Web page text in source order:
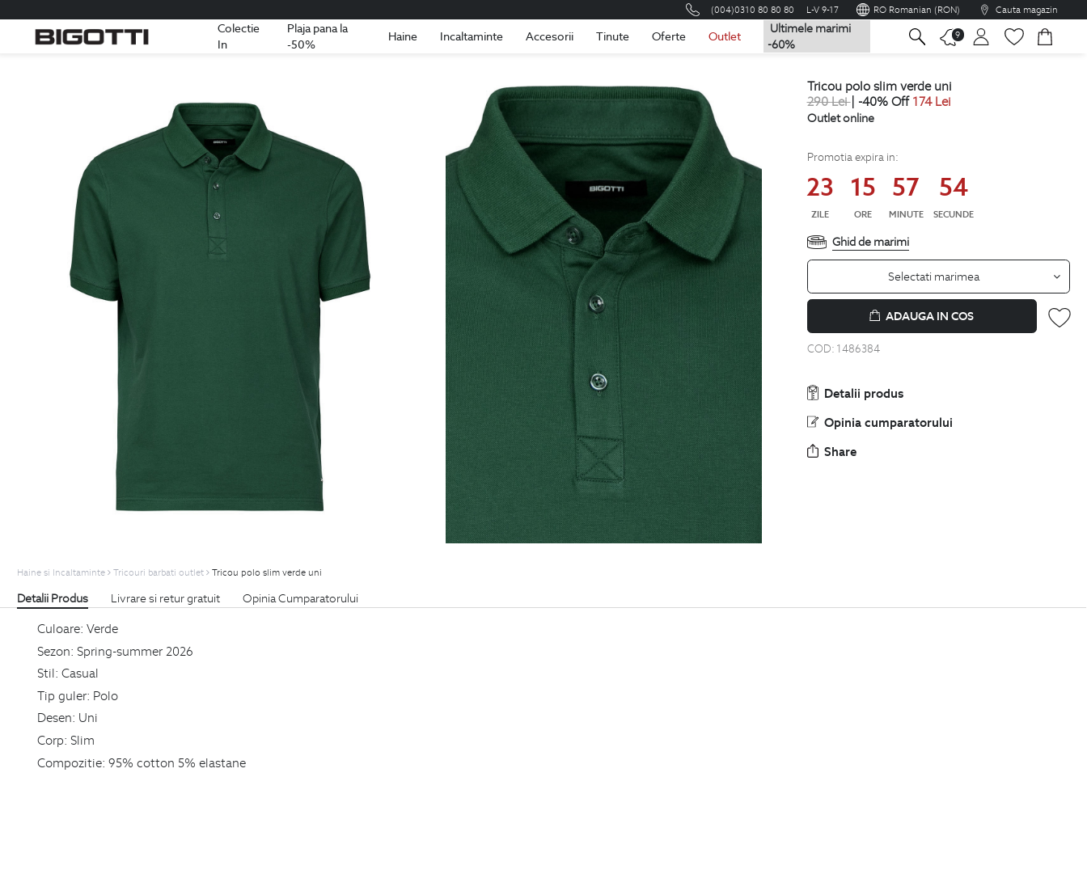
(004)0310 80 80 80 L-V 9-17 RO Romanian (RON) Cauta magazin
Colectie
In
Plaja pana la
-50%
Haine Incaltaminte Accesorii Tinute Oferte Outlet
Ultimele marimi
-60%
9
Romania Romana
tricou polo slim verde uni
290Lei| -40% Off 174 Lei
Outlet online
Promotia expira in:
23
ZILE
15
ORE
57
MINUTE
53
SECUNDE
Ghid de marimi
Selectati marimea
ADAUGA IN COS
COD: 1486384
Detalii produs
Opinia cumparatorului
Share
Haine si Incaltaminte Tricouri barbati outlet Tricou polo slim verde uni
Detalii Produs Livrare si retur gratuit Opinia Cumparatorului
Culoare: Verde
Sezon: Spring-summer 2026
Stil: Casual
Tip guler: Polo
Desen: Uni
Corp: Slim
Compozitie: 95% cotton 5% elastane